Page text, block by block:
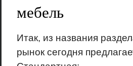
мебель
Итак, из названия
рынок сегодня